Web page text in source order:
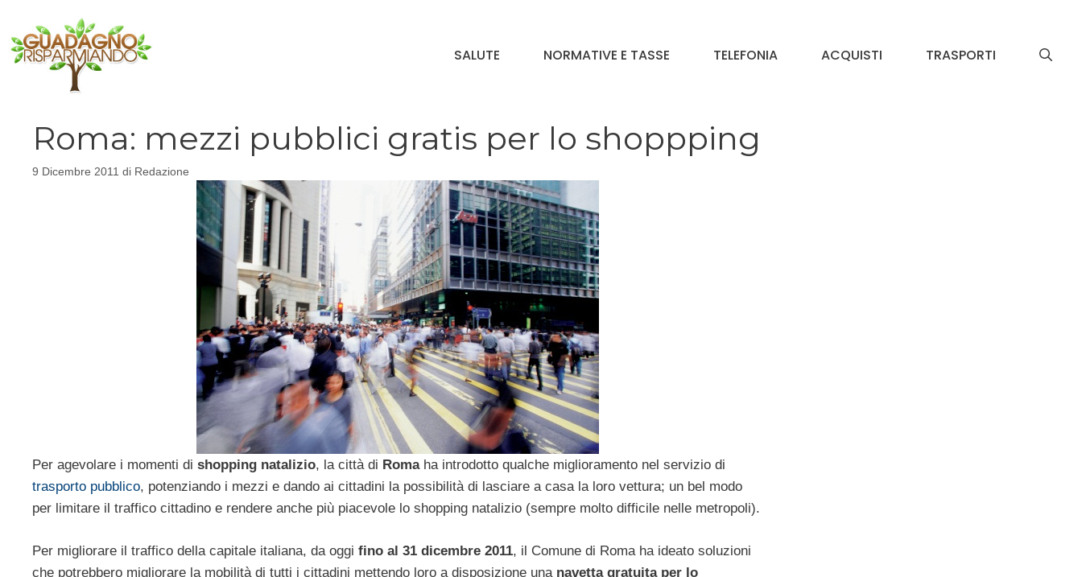
contenuto
SALUTE NORMATIVE E TASSE TELEFONIA ACQUISTI TRASPORTI
Roma: mezzi pubblici gratis per lo shoppping
9 Dicembre 2011 di Redazione
Per agevolare i momenti di shopping natalizio, la città di Romaha introdotto qualche miglioramento nel servizio di
trasporto pubblico, potenziando i mezzi e dando ai cittadini la possibilità di lasciare a casa la loro vettura; un bel modo
per limitare il traffico cittadino e rendere anche più piacevole lo shopping natalizio (sempre molto difficile nelle metropoli).
Per migliorare il traffico della capitale italiana, da oggi fino al 31 dicembre 2011, il Comune di Roma ha ideato soluzioni
che potrebbero migliorare la mobilità di tutti i cittadini mettendo loro a disposizione una navetta gratuita per lo